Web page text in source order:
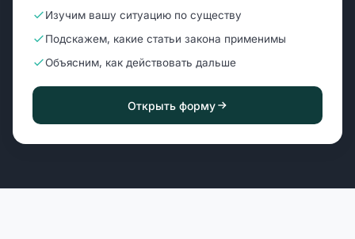
Изучим вашу ситуацию по существу
Подскажем, какие статьи закона применимы
Объясним, как действовать дальше
Открыть форму